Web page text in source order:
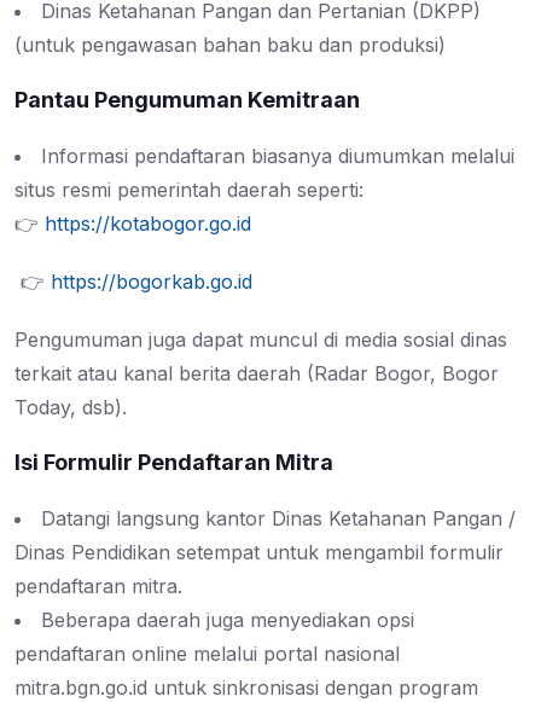
Dinas Ketahanan Pangan dan Pertanian (DKPP)
(untuk pengawasan bahan baku dan produksi)
Pantau Pengumuman Kemitraan
Informasi pendaftaran biasanya diumumkan melalui
situs resmi pemerintah daerah seperti:
👉 https://kotabogor.go.id
👉 https://bogorkab.go.id
Pengumuman juga dapat muncul di media sosial dinas
terkait atau kanal berita daerah (Radar Bogor, Bogor
Today, dsb).
Isi Formulir Pendaftaran Mitra
Datangi langsung kantor Dinas Ketahanan Pangan /
Dinas Pendidikan setempat untuk mengambil formulir
pendaftaran mitra.
Beberapa daerah juga menyediakan opsi
pendaftaran online melalui portal nasional
mitra.bgn.go.id untuk sinkronisasi dengan program